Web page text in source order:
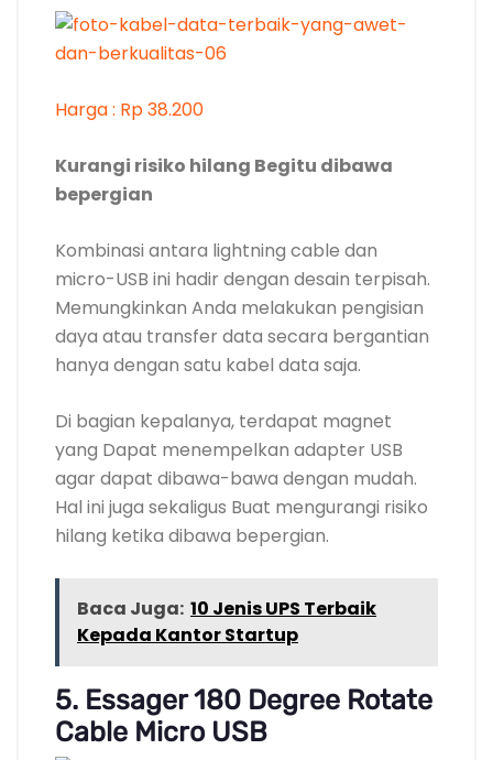
Harga : Rp 38.200
Kurangi risiko hilang Begitu dibawa
bepergian
Kombinasi antara lightning cable dan
micro-USB ini hadir dengan desain terpisah.
Memungkinkan Anda melakukan pengisian
daya atau transfer data secara bergantian
hanya dengan satu kabel data saja.
Di bagian kepalanya, terdapat magnet
yang Dapat menempelkan adapter USB
agar dapat dibawa-bawa dengan mudah.
Hal ini juga sekaligus Buat mengurangi risiko
hilang ketika dibawa bepergian.
Baca Juga: 10 Jenis UPS Terbaik
Kepada Kantor Startup
5. Essager 180 Degree Rotate
Cable Micro USB